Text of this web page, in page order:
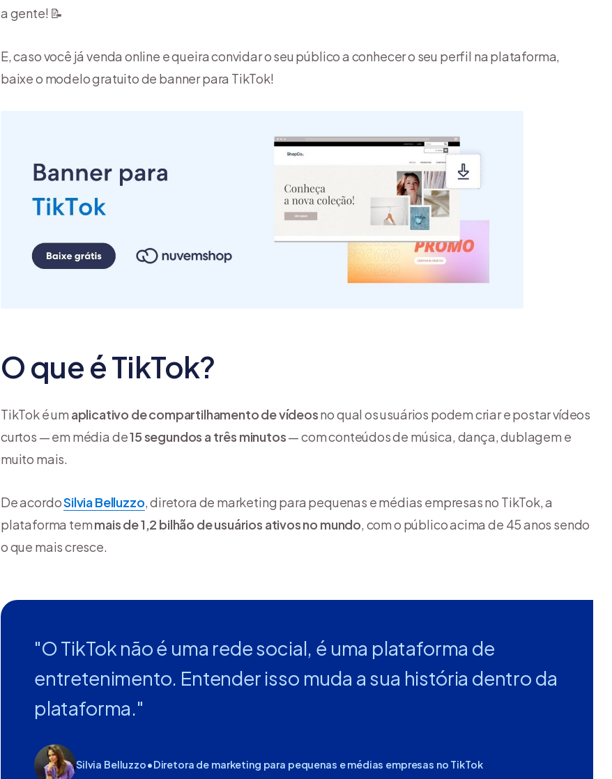
a gente! 📝
E, caso você já venda online e queira convidar o seu público a conhecer o seu perfil na plataforma,
baixe o modelo gratuito de banner para TikTok!
O que é TikTok?
TikTok é um aplicativo de compartilhamento de vídeosno qual os usuários podem criar e postar vídeos
curtos — em média de15 segundos a três minutos— com conteúdos de música, dança, dublagem e
muito mais.
De acordoSilvia Belluzzo, diretora de marketing para pequenas e médias empresas no TikTok, a
plataforma temmais de 1,2 bilhão de usuários ativos no mundo, com o público acima de 45 anos sendo
o que mais cresce.
"O TikTok não é uma rede social, é uma plataforma de
entretenimento. Entender isso muda a sua história dentro da
plataforma."
Silvia Belluzzo•Diretora de marketing para pequenas e médias empresas no TikTok